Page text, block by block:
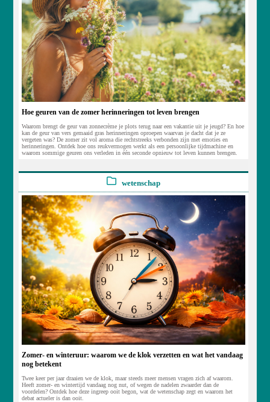
Hoe geuren van de zomer herinneringen tot leven brengen
Waarom brengt de geur van zonnecrème je plots terug naar een vakantie uit je jeugd? En hoe
kan de geur van vers gemaaid gras herinneringen oproepen waarvan je dacht dat je ze
vergeten was? De zomer zit vol aroma die rechtstreeks verbonden zijn met emoties en
herinneringen. Ontdek hoe ons reukvermogen werkt als een persoonlijke tijdmachine en
waarom sommige geuren ons verleden in één seconde opnieuw tot leven kunnen brengen.
wetenschap
Zomer- en winteruur: waarom we de klok verzetten en wat het vandaag
nog betekent
Twee keer per jaar draaien we de klok, maar steeds meer mensen vragen zich af waarom.
Heeft zomer- en wintertijd vandaag nog nut, of wegen de nadelen zwaarder dan de
voordelen? Ontdek hoe deze ingreep ooit begon, wat de wetenschap zegt en waarom het
debat actueler is dan ooit.